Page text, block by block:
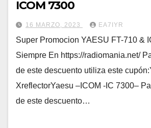
ICOM 7300
16 MARZO, 2023 EA7IYR
Super Promocion YAESU FT-710 &
Siempre En https://radiomania.net/
de este descuento utiliza este
XreflectorYaesu –ICOM -IC 7300–
de este descuento…